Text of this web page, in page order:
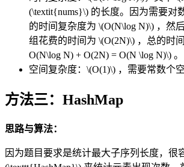
(\textit{nums}\) 的长度。因为需要对
的时间复杂度为 \(O(N\log N)\) ，然
组花费的时间为 \(O(2N)\) ，总的时
O(N\log N) + O(2N) = O(N \log N)\) 。
空间复杂度： \(O(1)\) ，需要常数个
方法三：HashMap
思路与算法：
因为题目要求是统计最大子序列长度，很